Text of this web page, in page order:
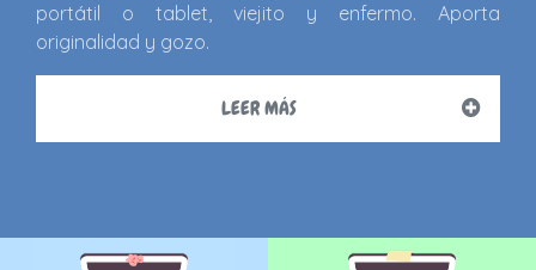
portátil o tablet, viejito y enfermo. Aporta
originalidad y gozo.
LEER MÁS